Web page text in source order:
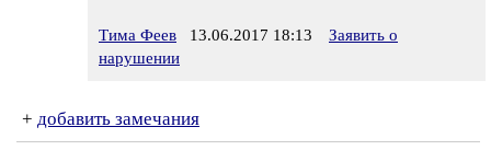
Тима Феев 13.06.2017 18:13
Заявить о
нарушении
+ добавить замечания